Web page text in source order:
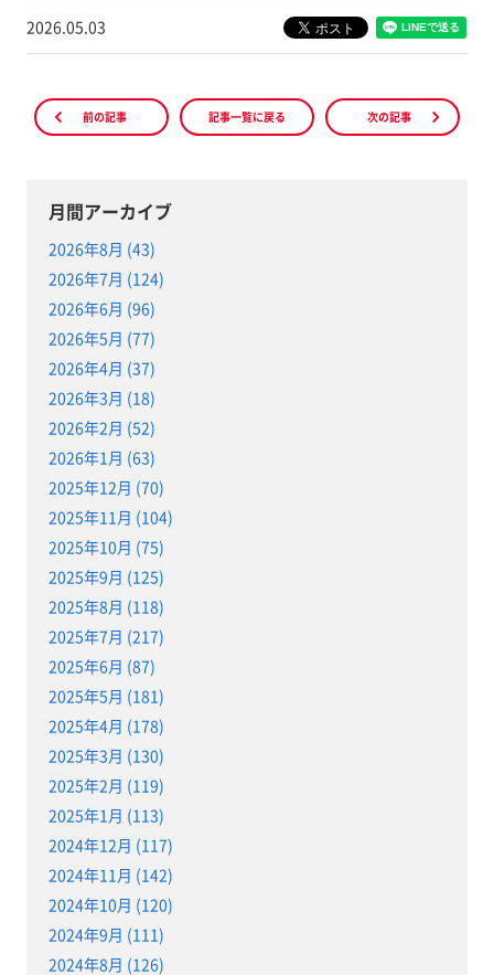
2026.05.03
前の記事 記事一覧に戻る 次の記事
月間アーカイブ
2026年8月 (43)
2026年7月 (124)
2026年6月 (96)
2026年5月 (77)
2026年4月 (37)
2026年3月 (18)
2026年2月 (52)
2026年1月 (63)
2025年12月 (70)
2025年11月 (104)
2025年10月 (75)
2025年9月 (125)
2025年8月 (118)
2025年7月 (217)
2025年6月 (87)
2025年5月 (181)
2025年4月 (178)
2025年3月 (130)
2025年2月 (119)
2025年1月 (113)
2024年12月 (117)
2024年11月 (142)
2024年10月 (120)
2024年9月 (111)
2024年8月 (126)